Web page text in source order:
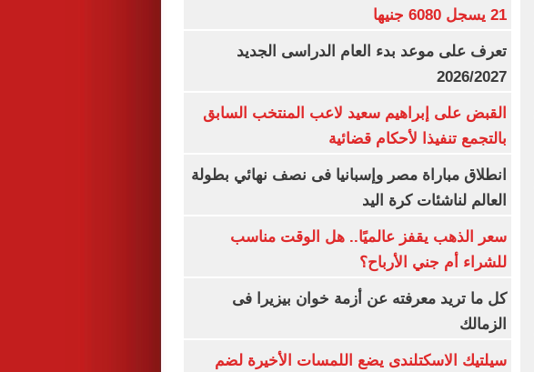
21 يسجل 6080 جنيها
تعرف على موعد بدء العام الدراسى الجديد
2026/2027
القبض على إبراهيم سعيد لاعب المنتخب السابق
بالتجمع تنفيذا لأحكام قضائية
انطلاق مباراة مصر وإسبانيا فى نصف نهائي بطولة
العالم لناشئات كرة اليد
سعر الذهب يقفز عالميًا.. هل الوقت مناسب
للشراء أم جني الأرباح؟
كل ما تريد معرفته عن أزمة خوان بيزيرا فى
الزمالك
سيلتيك الاسكتلندى يضع اللمسات الأخيرة لضم